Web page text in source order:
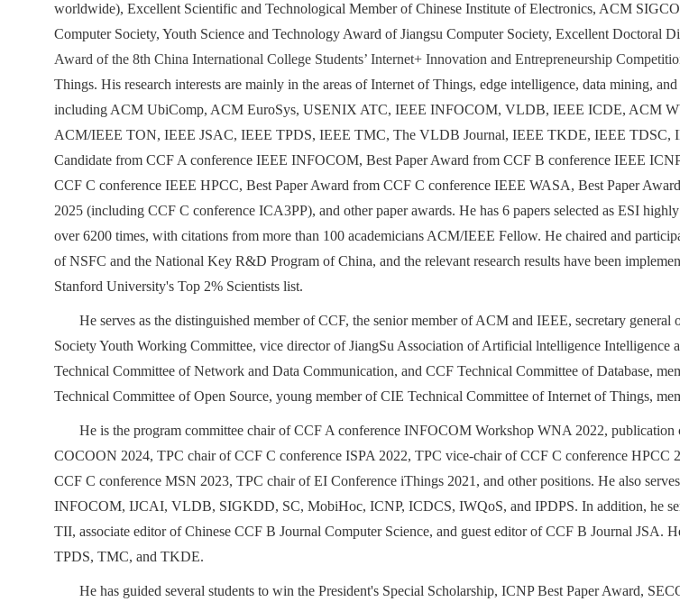
worldwide), Excellent Scientific and Technological Member of Chinese Institute of Electronics, ACM
Computer Society, Youth Science and Technology Award of Jiangsu Computer Society, Excellent Doctoral
Award of the 8th China International College Students’ Internet+ Innovation and Entrepreneurship
Things. His research interests are mainly in the areas of Internet of Things, edge intelligence, data mining,
including ACM UbiComp, ACM EuroSys, USENIX ATC, IEEE INFOCOM, VLDB, IEEE ICDE, ACM
ACM/IEEE TON, IEEE JSAC, IEEE TPDS, IEEE TMC, The VLDB Journal, IEEE TKDE, IEEE TDSC,
Candidate from CCF A conference IEEE INFOCOM, Best Paper Award from CCF B conference IEEE
CCF C conference IEEE HPCC, Best Paper Award from CCF C conference IEEE WASA, Best Paper
2025 (including CCF C conference ICA3PP), and other paper awards. He has 6 papers selected as ESI
over 6200 times, with citations from more than 100 academicians ACM/IEEE Fellow. He chaired and
of NSFC and the National Key R&D Program of China, and the relevant research results have been
Stanford University's Top 2% Scientists list.
He serves as the distinguished member of CCF, the senior member of ACM and IEEE, secretary
Society Youth Working Committee, vice director of JiangSu Association of Artificial lntelligence
Technical Committee of Network and Data Communication, and CCF Technical Committee of Database,
Technical Committee of Open Source, young member of CIE Technical Committee of Internet of Things,
He is the program committee chair of CCF A conference INFOCOM Workshop WNA 2022,
COCOON 2024, TPC chair of CCF C conference ISPA 2022, TPC vice-chair of CCF C conference
CCF C conference MSN 2023, TPC chair of EI Conference iThings 2021, and other positions. He also
INFOCOM, IJCAI, VLDB, SIGKDD, SC, MobiHoc, ICNP, ICDCS, IWQoS, and IPDPS. In addition, he
TII, associate editor of Chinese CCF B Journal Computer Science, and guest editor of CCF B Journal JSA.
TPDS, TMC, and TKDE.
He has guided several students to win the President's Special Scholarship, ICNP Best Paper Award,